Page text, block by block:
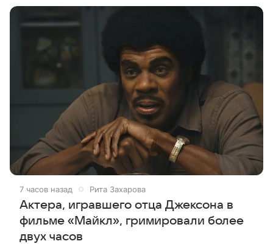
7 часов назад Рита Захарова
Актера, игравшего отца Джексона в
фильме «Майкл», гримировали более
двух часов